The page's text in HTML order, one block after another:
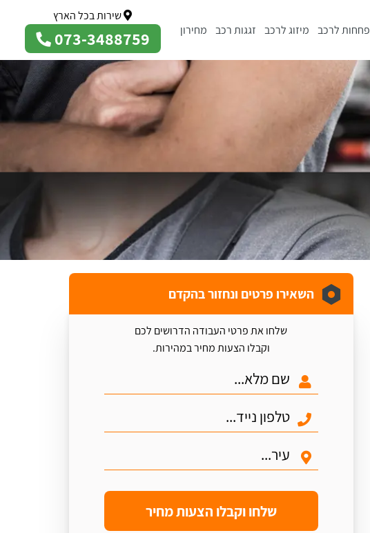
פחחות לרכב מיזוג לרכב זגגות רכב מחירון
שירות בכל הארץ
073-3488759
השאירו פרטים ונחזור בהקדם
שלחו את פרטי העבודה הדרושים לכם
וקבלו הצעות מחיר במהירות.
שלחו וקבלו הצעות מחיר